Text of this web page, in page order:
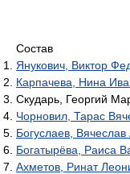
Состав
Янукович, Виктор
Карпачева, Нина
Скударь, Георгий
Чорновил, Тарас
Богуслаев,
Богатырёва, Раиса
Ахметов, Ринат